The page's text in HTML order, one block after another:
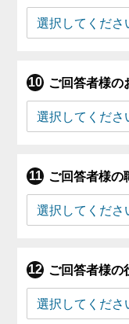
ご回答者様の
ご回答者様の
ご回答者様の